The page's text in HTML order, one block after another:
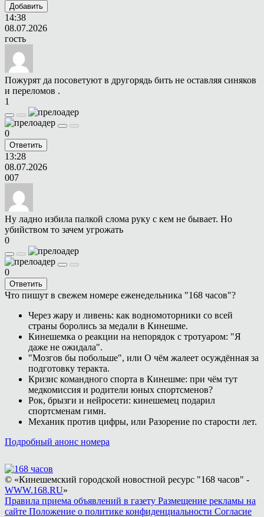
Добавить
14:38
08.07.2026
гость
Пожурят да посоветуют в другорядь бить не оставляя синяков
и переломов .
1
0
Ответить
13:28
08.07.2026
007
Ну ладно избила палкой слома руку с кем не бывает. Но
убийством то зачем угрожать
0
0
Ответить
Что пишут в свежем номере еженедельника "168 часов"?
Через жару и ливень: как водномоторники со всей
страны боролись за медали в Кинешме.
Кинешемка о реакции на непорядок с тротуаром: "Я
даже не ожидала".
"Мозгов бы побольше", или О чём жалеет осуждённая за
подготовку теракта.
Кризис командного спорта в Кинешме: при чём тут
медкомиссия и родители юных спортсменов?
Рок, брызги и нейросети: кинешемец подарил
спортсменам гимн.
Механик против цифры, или Разорение по старости лет.
Подробный анонс номера
© «Кинешемский городской новостной ресурс "168 часов" -
WWW.168.RU»
Правила приема объявлений в газету Размещение рекламы на
сайте Положение о политике конфиденциальности Согласие